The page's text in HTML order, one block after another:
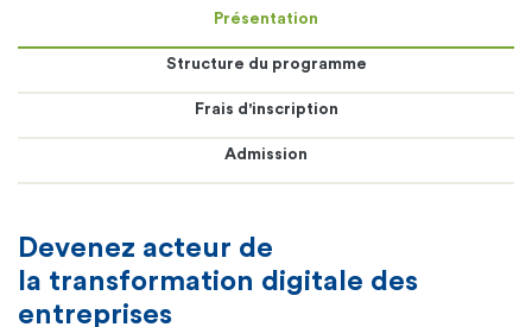
Présentation
Structure du programme
Frais d'inscription
Admission
Devenez acteur de
la transformation digitale des
entreprises